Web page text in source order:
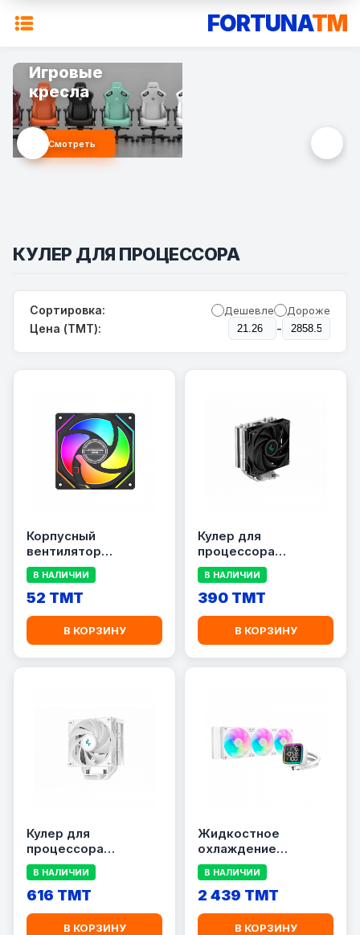
FORTUNATM
Игровые
кресла
Смотреть
КУЛЕР ДЛЯ ПРОЦЕССОРА
Сортировка: Дешевле Дороже
Цена (TMT): -
Корпусный
вентилятор
LOVINCOOL 120 мм 4-
Pin с RGB LED
подсветкой (Black)
В НАЛИЧИИ
52 TMT
В КОРЗИНУ
Кулер для
процессора
DeepCool AG400 V5
RGB LED
(LGA115x/1200/1700,
AM4/AM5)
В НАЛИЧИИ
390 TMT
В КОРЗИНУ
Кулер для
процессора
DeepCool AG400
DIGITAL WH
(LGA115x/1200/1700,
AM4/AM5, ARGB,
белый)
В НАЛИЧИИ
616 TMT
В КОРЗИНУ
Жидкостное
охлаждение
DEEPCOOL LD360 WH
В НАЛИЧИИ
2 439 TMT
В КОРЗИНУ